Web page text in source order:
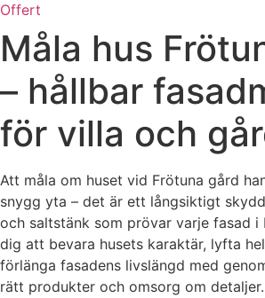
Offert
Måla hus
– hållbar
för villa och
Att måla om huset vid Frötuna gård
snygg yta – det är ett långsiktigt
och saltstänk som prövar varje fasad i
dig att bevara husets karaktär, lyfta
förlänga fasadens livslängd med
rätt produkter och omsorg om